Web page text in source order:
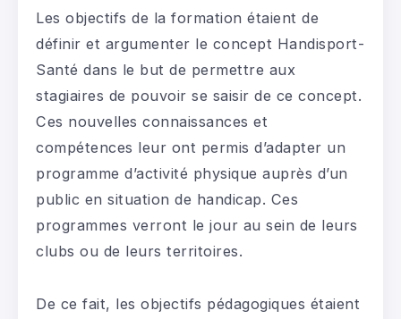
Les objectifs de la formation étaient de
définir et argumenter le concept Handisport-
Santé dans le but de permettre aux
stagiaires de pouvoir se saisir de ce concept.
Ces nouvelles connaissances et
compétences leur ont permis d’adapter un
programme d’activité physique auprès d’un
public en situation de handicap. Ces
programmes verront le jour au sein de leurs
clubs ou de leurs territoires.
De ce fait, les objectifs pédagogiques étaient